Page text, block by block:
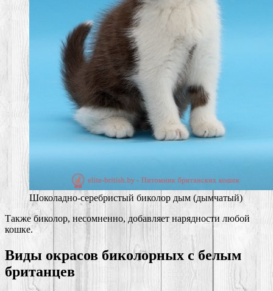
Шоколадно-серебристый биколор дым (дымчатый)
Также биколор, несомненно, добавляет нарядности любой
кошке.
Виды окрасов биколорных с белым
британцев